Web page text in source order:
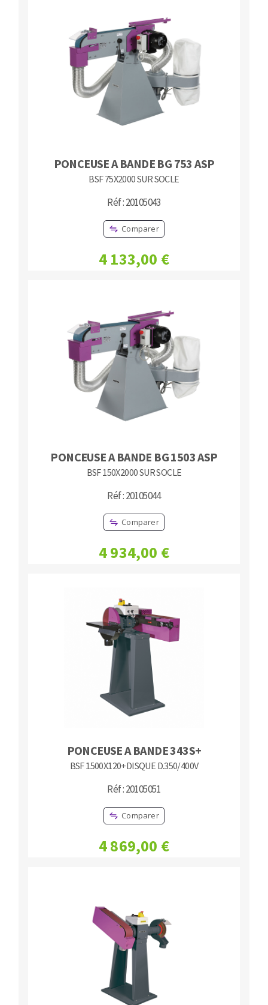
PONCEUSE A BANDE BG 753 ASP
BSF 75X2000 SUR SOCLE
Réf : 20105043
Comparer
4 133,00 €
PONCEUSE A BANDE BG 1503 ASP
BSF 150X2000 SUR SOCLE
Réf : 20105044
Comparer
4 934,00 €
PONCEUSE A BANDE 343S+
BSF 1500X120+DISQUE D.350/400V
Réf : 20105051
Comparer
4 869,00 €